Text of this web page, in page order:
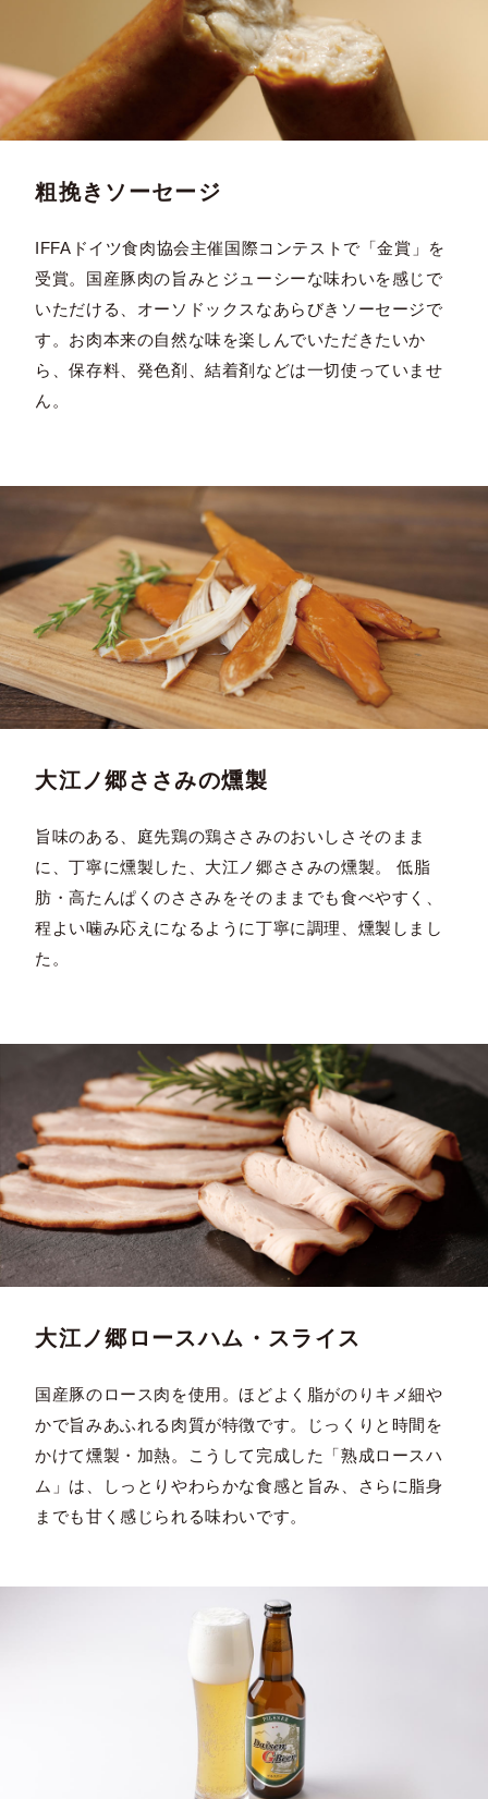
粗挽きソーセージ
IFFAドイツ食肉協会主催国際コンテストで「金賞」を
受賞。国産豚肉の旨みとジューシーな味わいを感じで
いただける、オーソドックスなあらびきソーセージで
す。お肉本来の自然な味を楽しんでいただきたいか
ら、保存料、発色剤、結着剤などは一切使っていませ
ん。
大江ノ郷ささみの燻製
旨味のある、庭先鶏の鶏ささみのおいしさそのまま
に、丁寧に燻製した、大江ノ郷ささみの燻製。 低脂
肪・高たんぱくのささみをそのままでも食べやすく、
程よい噛み応えになるように丁寧に調理、燻製しまし
た。
大江ノ郷ロースハム・スライス
国産豚のロース肉を使用。ほどよく脂がのりキメ細や
かで旨みあふれる肉質が特徴です。じっくりと時間を
かけて燻製・加熱。こうして完成した「熟成ロースハ
ム」は、しっとりやわらかな食感と旨み、さらに脂身
までも甘く感じられる味わいです。